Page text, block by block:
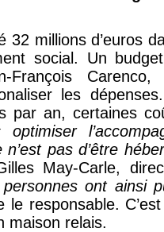
32 millions d’euros
social. Un
Carenco,
les
par an, certaines
optimiser
n’est pas d’être
May-Carle,
ont ainsi
le responsable.
maison relais.